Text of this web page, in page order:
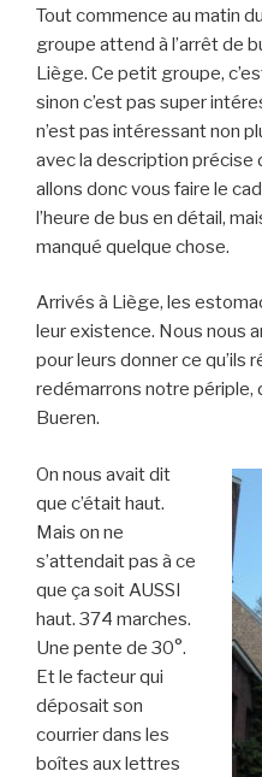
Tout commence au matin
groupe attend à l’arrêt de
Liège. Ce petit groupe,
sinon c’est pas super
n’est pas intéressant non
avec la description précise
allons donc vous faire le
l’heure de bus en détail,
manqué quelque chose.
Arrivés à Liège, les
leur existence. Nous nous
pour leurs donner ce qu’ils
redémarrons notre périple,
Bueren.
On nous avait dit
que c’était haut.
Mais on ne
s’attendait pas à ce
que ça soit AUSSI
haut. 374 marches.
Une pente de 30°.
Et le facteur qui
déposait son
courrier dans les
boîtes aux lettres